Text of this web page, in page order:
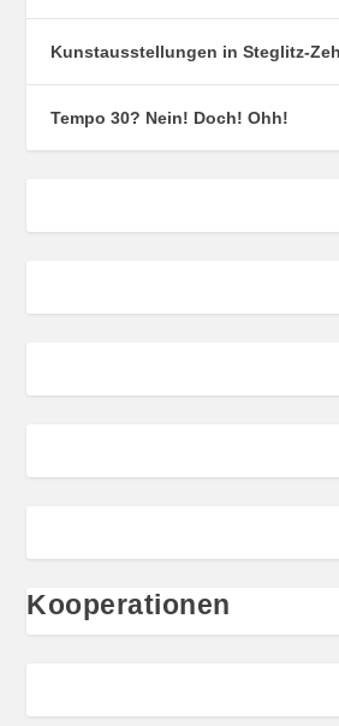
Kunstausstellungen in Steglitz-
Tempo 30? Nein! Doch! Ohh!
Kooperationen